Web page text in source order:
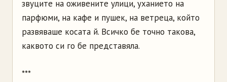
звуците на оживените улици, уханието на
парфюми, на кафе и пушек, на ветреца, който
развяваше косата й. Всичко бе точно такова,
каквото си го бе представяла.
***